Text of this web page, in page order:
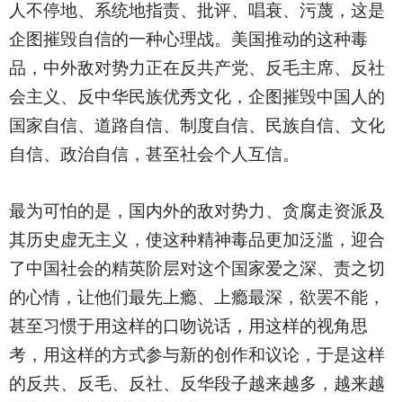
人不停地、系统地指责、批评、唱衰、污蔑，这是
企图摧毁自信的一种心理战。美国推动的这种毒
品，中外敌对势力正在反共产党、反毛主席、反社
会主义、反中华民族优秀文化，企图摧毁中国人的
国家自信、道路自信、制度自信、民族自信、文化
自信、政治自信，甚至社会个人互信。
最为可怕的是，国内外的敌对势力、贪腐走资派及
其历史虚无主义，使这种精神毒品更加泛滥，迎合
了中国社会的精英阶层对这个国家爱之深、责之切
的心情，让他们最先上瘾、上瘾最深，欲罢不能，
甚至习惯于用这样的口吻说话，用这样的视角思
考，用这样的方式参与新的创作和议论，于是这样
的反共、反毛、反社、反华段子越来越多，越来越